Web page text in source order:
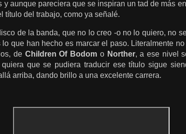
y aunque pareciera que se inspiran un tad de más
título del trabajo, como ya señalé.
de la banda, que no lo creo -o no lo quiero, no
que han hecho es marcar el paso. Literalmente
de Children Of Bodom o Norther, a ese nivel
que se pudiera traducir ese título sigue
arriba, dando brillo a una excelente carrera.